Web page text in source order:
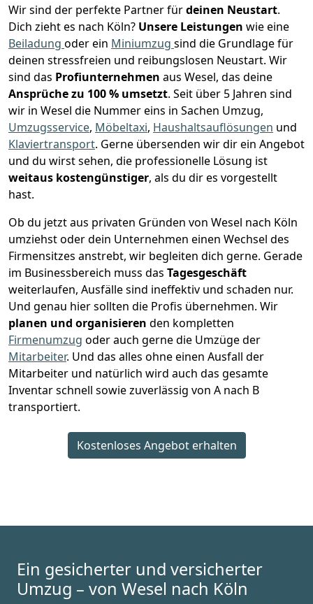
Wir sind der perfekte Partner fürdeinen Neustart.
Dich zieht es nach Köln? Unsere Leistungen wie eine
Beiladung oder ein Miniumzug sind die Grundlage für
deinen stressfreien und reibungslosen Neustart. Wir
sind das Profiunternehmen aus Wesel, das deine
Ansprüche zu 100% umsetzt. Seit über 5 Jahren sind
wir in Wesel die Nummer eins in Sachen Umzug,
Umzugsservice, Möbeltaxi, Haushaltsauflösungen und
Klaviertransport. Gerne übersenden wir dir ein Angebot
und du wirst sehen, die professionelle Lösung ist
weitaus kostengünstiger, als du dir es vorgestellt
hast.
Ob du jetzt aus privaten Gründen von Wesel nach Köln
umziehst oder dein Unternehmen einen Wechsel des
Firmensitzes anstrebt, wir begleiten dich gerne. Gerade
im Businessbereich muss das Tagesgeschäft
weiterlaufen, Ausfälle sind ineffektiv und schaden nur.
Und genau hier sollten die Profis übernehmen. Wir
planen und organisieren den kompletten
Firmenumzug oder auch gerne die Umzüge der
Mitarbeiter. Und das alles ohne einen Ausfall der
Mitarbeiter und natürlich wird auch das gesamte
Inventar schnell sowie zuverlässig von A nach B
transportiert.
Kostenloses Angebot erhalten
Ein gesicherter und versicherter
Umzug – von Wesel nach Köln